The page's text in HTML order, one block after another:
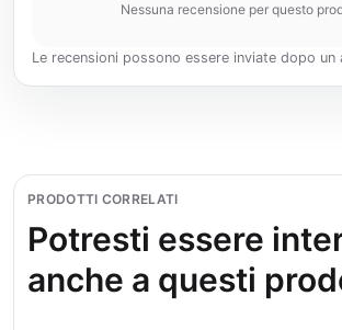
Nessuna recensione per questo
Le recensioni possono essere inviate dopo un
PRODOTTI CORRELATI
Potresti essere
anche a questi